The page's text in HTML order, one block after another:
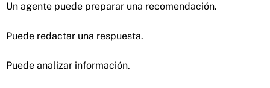
Un agente puede preparar una recomendación.
Puede redactar una respuesta.
Puede analizar información.